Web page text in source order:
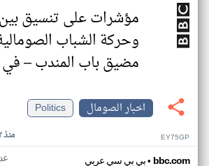
مؤشرات على تنسيق
وحركة الشباب
مضيق باب المندب – في
اخبار الصومال
Politics
منذ ٢٢ يوم EY75GP
بي بي سي عربي• bbc.com عدد